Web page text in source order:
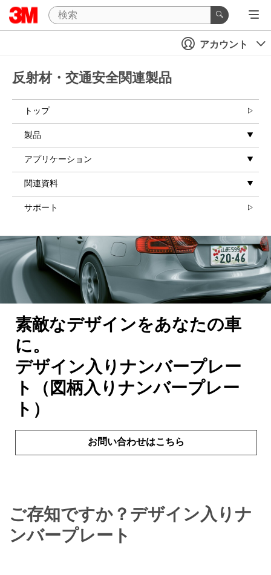
アカウント
反射材・交通安全関連製品
トップ
製品
アプリケーション
関連資料
サポート
素敵なデザインをあなたの車
に。
デザイン入りナンバープレー
ト（図柄入りナンバープレー
ト）
お問い合わせはこちら
ご存知ですか？デザイン入りナ
ンバープレート